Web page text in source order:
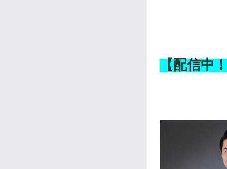
【配信中